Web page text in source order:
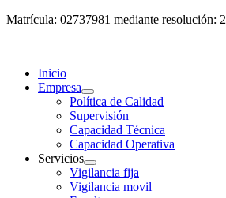
Matrícula: 02737981 mediante resolución:
Inicio
Empresa
Política de Calidad
Supervisión
Capacidad Técnica
Capacidad Operativa
Servicios
Vigilancia fija
Vigilancia movil